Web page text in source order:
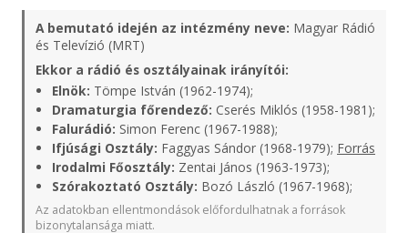
A bemutató idején az intézmény neve: Magyar Rádió
és Televízió (MRT)
Ekkor a rádió és osztályainak irányítói:
Elnök: Tömpe István (1962-1974);
Dramaturgia főrendező: Cserés Miklós (1958-1981);
Falurádió: Simon Ferenc (1967-1988);
Ifjúsági Osztály: Faggyas Sándor (1968-1979); Forrás
Irodalmi Főosztály: Zentai János (1963-1973);
Szórakoztató Osztály: Bozó László (1967-1968);
Az adatokban ellentmondások előfordulhatnak a források
bizonytalansága miatt.